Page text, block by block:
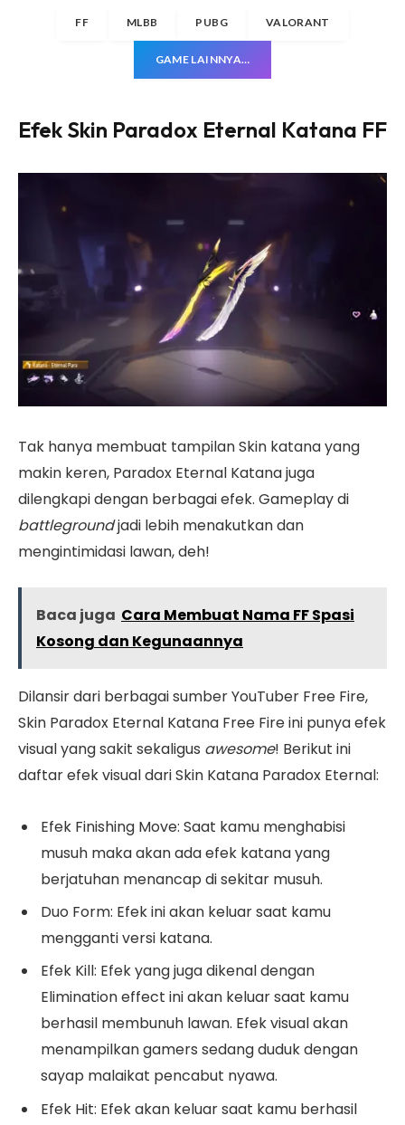
FF MLBB PUBG VALORANT
GAME LAINNYA…
Efek Skin Paradox Eternal Katana FF
Tak hanya membuat tampilan Skin katana yang
makin keren, Paradox Eternal Katana juga
dilengkapi dengan berbagai efek. Gameplay di
battlegroundjadi lebih menakutkan dan
mengintimidasi lawan, deh!
Baca juga Cara Membuat Nama FF Spasi
Kosong dan Kegunaannya
Dilansir dari berbagai sumber YouTuber Free Fire,
Skin Paradox Eternal Katana Free Fire ini punya efek
visual yang sakit sekaligus awesome! Berikut ini
daftar efek visual dari Skin Katana Paradox Eternal:
Efek Finishing Move: Saat kamu menghabisi
musuh maka akan ada efek katana yang
berjatuhan menancap di sekitar musuh.
Duo Form: Efek ini akan keluar saat kamu
mengganti versi katana.
Efek Kill: Efek yang juga dikenal dengan
Elimination effect ini akan keluar saat kamu
berhasil membunuh lawan. Efek visual akan
menampilkan gamers sedang duduk dengan
sayap malaikat pencabut nyawa.
Efek Hit: Efek akan keluar saat kamu berhasil